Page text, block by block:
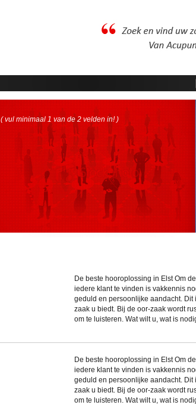
( vul minimaal 1 van de 2 velden in! )
De beste hooroplossing in Elst Om
iedere klant te vinden is vakkennis
geduld en persoonlijke aandacht. Dit
zaak u biedt. Bij de oor-zaak wordt
om te luisteren. Wat wilt u, wat is
De beste hooroplossing in Elst Om
iedere klant te vinden is vakkennis
geduld en persoonlijke aandacht. Dit
zaak u biedt. Bij de oor-zaak wordt
om te luisteren. Wat wilt u, wat is